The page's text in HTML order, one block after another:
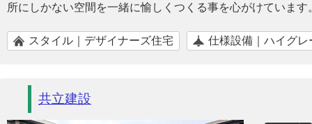
所にしかない空間を一緒に愉しくつくる事を心がけています
スタイル｜デザイナーズ住宅 仕様設備｜ハイグレ
共立建設